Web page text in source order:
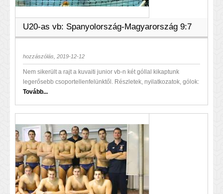
U20-as vb: Spanyolország-Magyarország 9:7
hozzászólás, 2019-12-12
Nem sikerült a rajt a kuvaiti junior vb-n két góllal kikaptunk
legerősebb csoportellenfelünktől. Részletek, nyilatkozatok, gólok:
Tovább...